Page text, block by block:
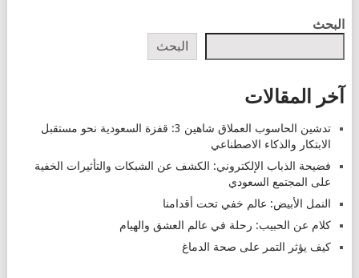
البحث
البحث
آخر المقالات
تدشين الحاسوب العملاق شاهين 3: قفزة السعودية نحو مستقبل
الابتكار والذكاء الاصطناعي
فضيحة الذباب الإلكتروني: الكشف عن الشبكات والتأثيرات الخفية
على المجتمع السعودي
النمل الأبيض: عالم خفي تحت أقدامنا
كلام عن الحبيب: رحلة في عالم العشق والهيام
كيف يؤثر التمر على صحة الدماغ